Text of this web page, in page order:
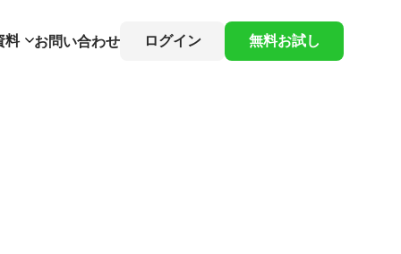
料 お問い合わせ ログイン 無料お試し